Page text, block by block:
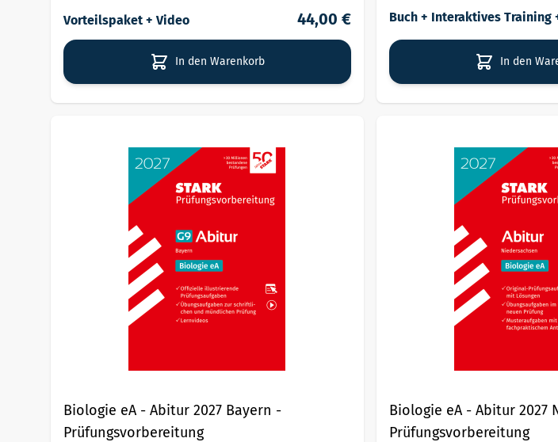
Vorteilspaket + Video
44,00 €
In den Warenkorb
Buch + Interaktives Training
In den
Biologie eA - Abitur 2027 Bayern -
Prüfungsvorbereitung
Biologie eA - Abitur 2027
Prüfungsvorbereitung